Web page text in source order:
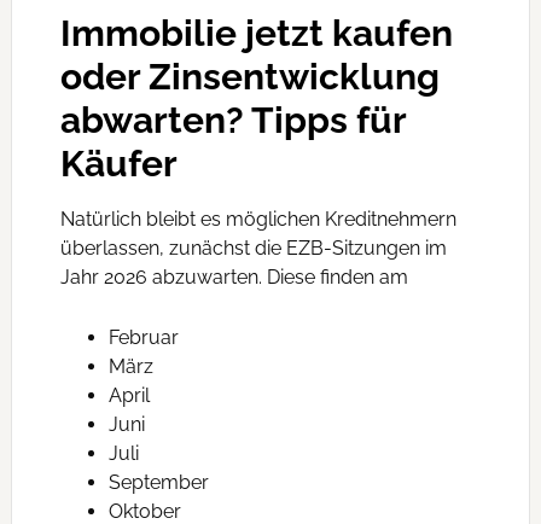
Immobilie jetzt kaufen
oder Zinsentwicklung
abwarten? Tipps für
Käufer
Natürlich bleibt es möglichen Kreditnehmern
überlassen, zunächst die EZB-Sitzungen im
Jahr 2026 abzuwarten. Diese finden am
Februar
März
April
Juni
Juli
September
Oktober